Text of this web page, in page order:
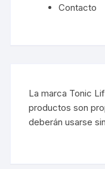
Contacto
La marca Tonic
productos son
deberán usarse